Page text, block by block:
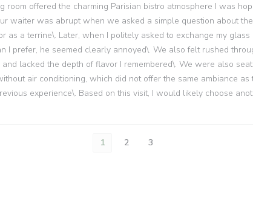
room offered the charming Parisian bistro atmosphere I was
waiter was abrupt when we asked a simple question about
as a terrine\. Later, when I politely asked to exchange my
I prefer, he seemed clearly annoyed\. We also felt rushed
lacked the depth of flavor I remembered\. We were also
air conditioning, which did not offer the same ambiance as
experience\. Based on this visit, I would likely choose
1 2 3